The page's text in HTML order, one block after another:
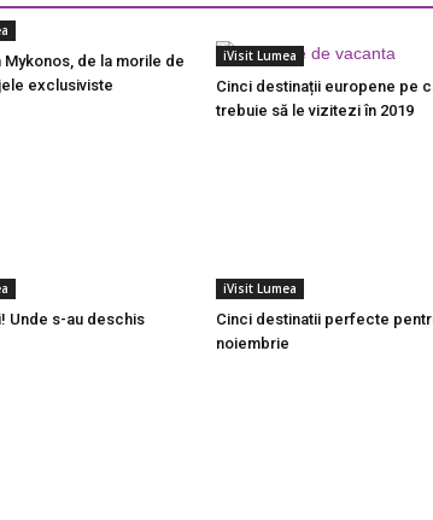
Mykonos, de la morile de
exclusiviste
iVisit Lumea
Cinci destinații europene pe
trebuie să le vizitezi în 2019
Unde s-au deschis
iVisit Lumea
Cinci destinatii perfecte
noiembrie